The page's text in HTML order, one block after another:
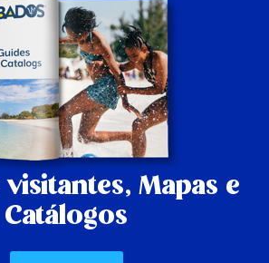
visitantes, Mapas e
Catálogos